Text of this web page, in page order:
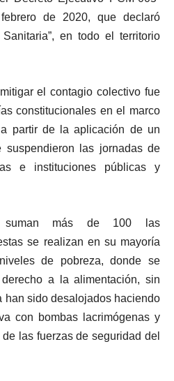
de 2020, que declaró
en todo el territorio
el contagio colectivo fue
constitucionales en el marco
partir de la aplicación de un
suspendieron las jornadas de
e instituciones públicas y
suman más de 100 las
se realizan en su mayoría
de pobreza, donde se
a la alimentación, sin
han sido desalojados haciendo
con bombas lacrimógenas y
las fuerzas de seguridad del